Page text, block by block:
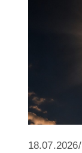
18.07.2026/